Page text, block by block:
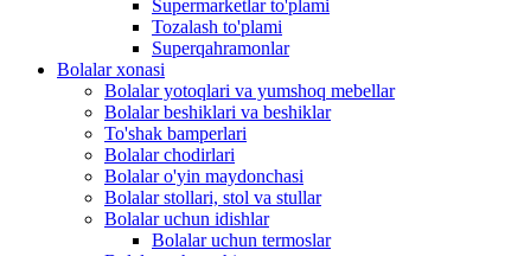
Supermarketlar to'plami
Tozalash to'plami
Superqahramonlar
Bolalar xonasi
Bolalar yotoqlari va yumshoq mebellar
Bolalar beshiklari va beshiklar
To'shak bamperlari
Bolalar chodirlari
Bolalar o'yin maydonchasi
Bolalar stollari, stol va stullar
Bolalar uchun idishlar
Bolalar uchun termoslar